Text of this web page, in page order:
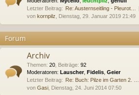
Letzter Beitrag: Re: Austernseitling - Pleurot…
von kornpilz , Dienstag, 29. Januar 2019 21:49
Forum
Archiv
Themen: 20 Beiträge: 92
Moderatoren: Lauscher, Fidelis Geier
Letzter Beitrag: Re: Buch: Pilze im Garten 2. …
von Gasi , Dienstag, 24. Juni 2014 07:50